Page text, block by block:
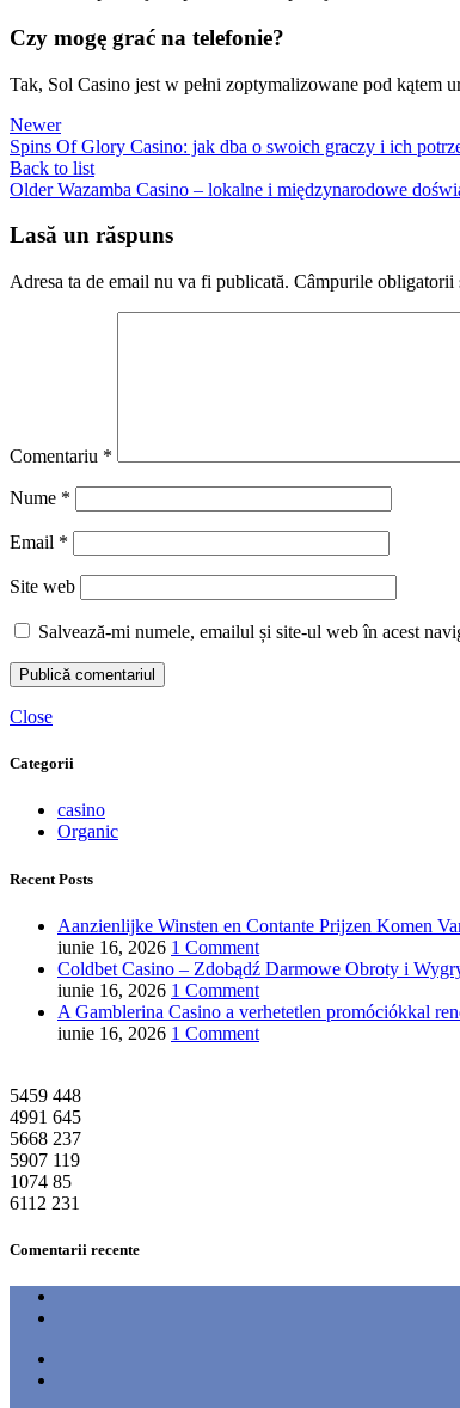
Czy mogę grać na telefonie?
Tak, Sol Casino jest w pełni zoptymalizowane pod kątem
Newer
Spins Of Glory Casino: jak dba o swoich graczy i ich
Back to list
Older Wazamba Casino – lokalne i międzynarodowe
Lasă un răspuns
Adresa ta de email nu va fi publicată. Câmpurile obligatorii
Comentariu *
Nume *
Email *
Site web
Salvează-mi numele, emailul și site-ul web în acest
Close
Categorii
casino
Organic
Recent Posts
Aanzienlijke Winsten en Contante Prijzen Komen
iunie 16, 2026 1 Comment
Coldbet Casino – Zdobądź Darmowe Obroty i
iunie 16, 2026 1 Comment
A Gamblerina Casino a verhetetlen promóciókkal
iunie 16, 2026 1 Comment
5459 448
4991 645
5668 237
5907 119
1074 85
6112 231
Comentarii recente